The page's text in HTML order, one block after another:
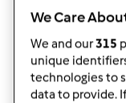
monika6500
We Care
We and our315
unique
technologies to
data to provide.